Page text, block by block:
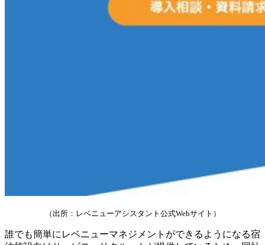
（出所：レベニューアシスタント公式Webサイト）
誰でも簡単にレベニューマネジメントができるようになる宿